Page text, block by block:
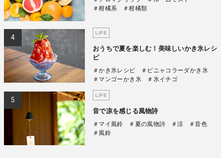
＃柑橘系
＃柑橘類
LIFE
おうちで夏を楽しむ！美味しいかき氷レシ
ピ
＃かき氷レシピ
＃ピニャコラーダかき氷
＃マンゴーかき氷
＃氷イチゴ
LIFE
音で凉を感じる風物詩
＃マイ風鈴 ＃夏の風物詩 ＃涼
＃音色
＃風鈴